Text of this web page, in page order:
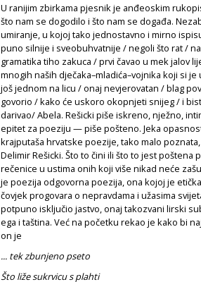
U ranijim zbirkama pjesnik je anđeoskim
što nam se dogodilo i što nam se događa.
umiranje, u kojoj tako jednostavno i mirno
puno silnije i sveobuhvatnije / negoli što rat /
gramatika tiho zakuca / prvi čavao u mek jalov
mnogih naših dječaka–mladića–vojnika koji si
još jednom na licu / onaj nevjerovatan / blag
govorio / kako će uskoro okopnjeti snijeg / i
darivao/ Abela. Rešicki piše iskreno, nježno,
epitet za poeziju — piše pošteno. Jeka
krajputaša hrvatske poezije, tako malo
Delimir Rešicki. Što to čini ili što to jest poštena
rečenice u ustima onih koji više nikad neće
je poezija odgovorna poezija, ona kojoj je
čovjek progovara o nepravdama i užasima
potpuno isključio jastvo, onaj takozvani lirski
ega i taština. Već na početku rekao je kako bi
on je
... tek zbunjeno pseto
Što liže sukrvicu s plahti